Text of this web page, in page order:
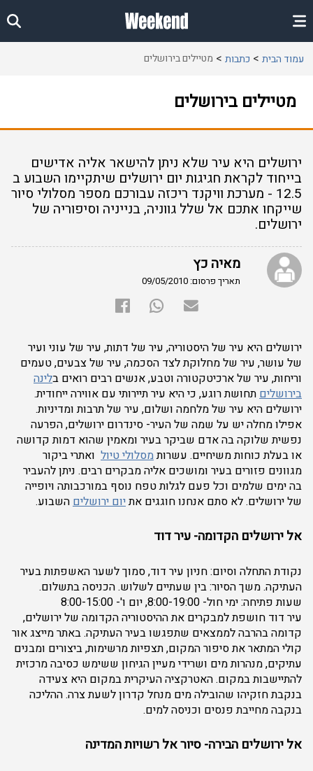
עמוד הבית כתבות מטיילים בירושלים
מטיילים בירושלים
ירושלים היא עיר שלא ניתן להישאר אליה אדישים
בייחוד לקראת חגיגות יום ירושלים שיתקיימו השבוע ב
12.5 - מערכת וויקנד ריכזה עבורכם מספר מסלולי סיור
שייקחו אתכם אל שלל גווניה, בנייניה וסיפוריה של
ירושלים.
מאיה כץ
תאריך פרסום: 09/05/2010
ירושלים היא עיר של היסטוריה, עיר של דתות, עיר של עוני ועיר
של עושר, עיר של מחלוקת לצד הסכמה, עיר של צבעים, טעמים
וריחות, עיר של ארכיטקטורה וטבע, אנשים רבים רואים בלינה
בירושליםתחושת רוגע, כי היא עיר תיירותי עם אווירה ייחודית.
ירושלים היא עיר של מלחמה ושלום, עיר של תרבות ומדיניות.
אפילו מחלה יש על שמה של העיר- סינדרום ירושלים, הפרעה
נפשית שלוקה בה אדם שביקר בעיר ומאמין שהוא דמות קדושה
או בעלת כוחות משיחיים. עשרותמסלולי טיול ואתרי ביקור
מגוונים פזורים בעיר ומושכים אליה מבקרים רבים. ניתן להעביר
בה ימים שלמים וכל פעם לגלות טפח נוסף במורכבותה ויופייה
של ירושלים. לא סתם אנחנו חוגגים אתיום ירושליםהשבוע.
אל ירושלים הקדומה- עיר דוד
נקודת התחלה וסיום: חניון עיר דוד, סמוך לשער האשפתות בעיר
העתיקה. משך הסיור: בין שעתיים לשלוש. הכניסה בתשלום.
שעות פתיחה: ימי חול- 8:00-19:00, יום ו'- 8:00-15:00
עיר דוד חושפת למבקרים את ההיסטוריה הקדומה של ירושלים,
קדומה בהרבה לממצאים שתפגשו בעיר העתיקה. באתר מייצג אור
קולי המתאר את סיפור המקום, תצפיות מרשימות, ביצורים ומבנים
עתיקים, מנהרות מים ושרידי מעיין הגיחון ששימש כסיבה מרכזית
להתיישבות במקום. האטרקציה העיקרית במקום היא צעידה
בנקבת חזקיהו שהובילה מים מנחל קדרון לשעת צרה. ההליכה
בנקבה מחייבת פנסים וכניסה למים.
אל ירושלים הבירה- סיור אל רשויות המדינה